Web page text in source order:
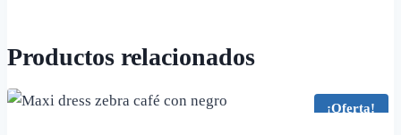
Productos relacionados
¡Oferta!